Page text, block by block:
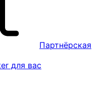
Партнёрская
для вас